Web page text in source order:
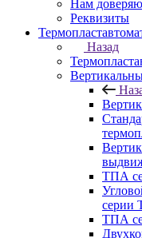
Нам
Реквизиты
Назад
ТПА
серии
ТПА